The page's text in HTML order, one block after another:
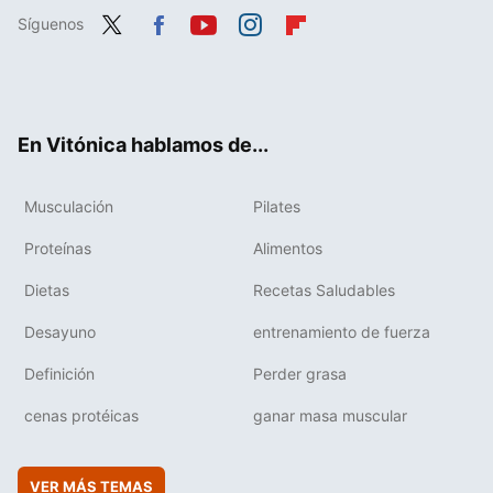
Síguenos
En Vitónica hablamos de...
Musculación Pilates
Proteínas Alimentos
Dietas Recetas Saludables
Desayuno entrenamiento de fuerza
Definición Perder grasa
cenas protéicas ganar masa muscular
VER MÁS TEMAS